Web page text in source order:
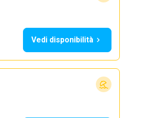
Vedi disponibilità